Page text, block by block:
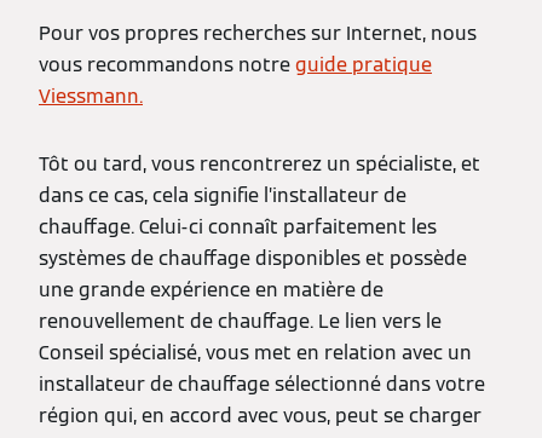
Pour vos propres recherches sur Internet, nous
vous recommandons notreguide pratique
Viessmann.
Tôt ou tard, vous rencontrerez un spécialiste, et
dans ce cas, cela signifie l’installateur de
chauffage. Celui-ci connaît parfaitement les
systèmes de chauffage disponibles et possède
une grande expérience en matière de
renouvellement de chauffage. Le lien vers le
Conseil spécialisé, vous met en relation avec un
installateur de chauffage sélectionné dans votre
région qui, en accord avec vous, peut se charger